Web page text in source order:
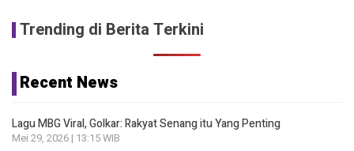
Trending di Berita Terkini
Recent News
Lagu MBG Viral, Golkar: Rakyat Senang itu Yang Penting
Mei 29, 2026 | 13:15 WIB